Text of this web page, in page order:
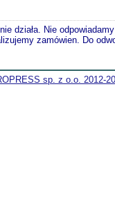
działa. Nie
zamówien. Do
sp. z o.o. 2012-